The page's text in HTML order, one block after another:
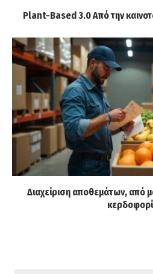
Plant-Based 3.0 Από την
Διαχείριση αποθεμάτων, από